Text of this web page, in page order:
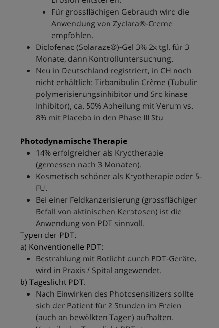
Für grossflächigen Gebrauch wird die
Anwendung von Zyclara®-Creme
empfohlen.
Diclofenac (Solaraze®)-Gel 3% 2x tgl. für 3
Monate, dann Kontrolluntersuchung.
Neu in Deutschland registriert, in CH noch
nicht erhältlich: Tirbanibulin Crème (Tubulin
polymerisierungsinhibitor und Src kinase
Inhibitor), ca. 50% Abheilung mit Verum vs.
8% mit Placebo in den Phase III Stu
Photodynamische Therapie
14% erfolgreicher als Kryotherapie
(gemessen nach 3 Monaten).
Kosmetisch schöner als Kryotherapie oder 5-
FU.
Bei einer Feldkanzerisierung (grossflächigen
Befall von aktinischen Keratosen) ist die
Anwendung von PDT sinnvoll.
Typen der PDT:
a) Konventionelle PDT:
Bestrahlung mit Rotlicht durch PDT-Geräte,
wird in Praxis / Spital angewendet.
b) Tageslicht PDT:
Nach Einwirken des Photosensitizers sollte
sich der Patient für 2 Stunden im Freien
(auch an bewölkten Tagen) aufhalten.